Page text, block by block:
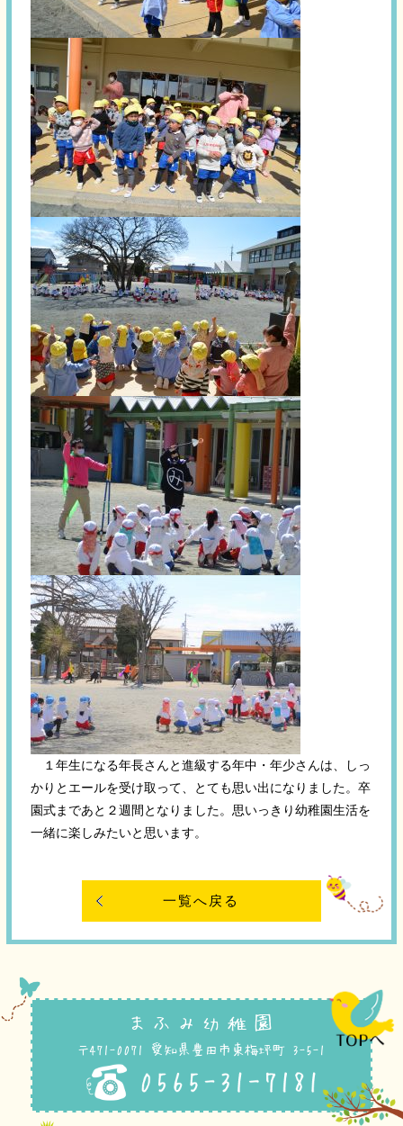
１年生になる年長さんと進級する年中・年少さんは、しっ
かりとエールを受け取って、とても思い出になりました。卒
園式まであと２週間となりました。思いっきり幼稚園生活を
一緒に楽しみたいと思います。
一覧へ戻る
まふみ幼稚園
〒471-0071 愛知県豊田市東梅坪町 3-5-1